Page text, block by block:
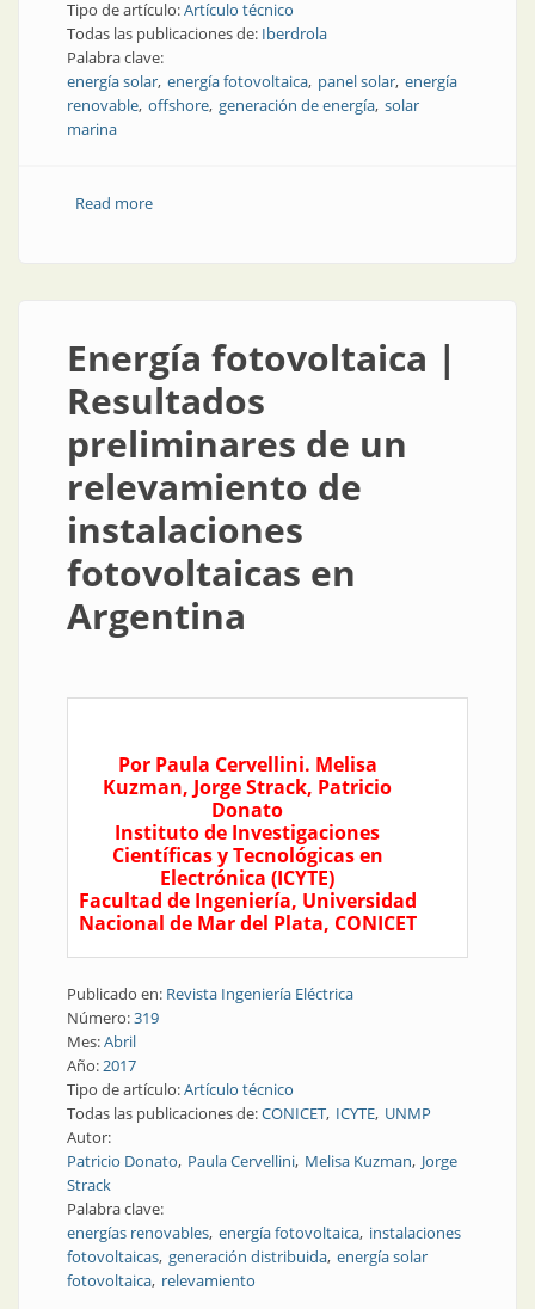
Tipo de artículo:Artículo técnico
Todas las publicaciones de: Iberdrola
Palabra clave:
energía solar energía fotovoltaica panel solar energía
renovable offshore generación de energía solar
marina
Read moreabout Energía solar, fotovoltaica y... ¡Flotante!
Energía fotovoltaica |
Resultados
preliminares de un
relevamiento de
instalaciones
fotovoltaicas en
Argentina
Por Paula Cervellini. Melisa
Kuzman, Jorge Strack, Patricio
Donato
Instituto de Investigaciones
Científicas y Tecnológicas en
Electrónica (ICYTE)
Facultad de Ingeniería, Universidad
Nacional de Mar del Plata, CONICET
Publicado en: Revista Ingeniería Eléctrica
Número:319
Mes:Abril
Año:2017
Tipo de artículo:Artículo técnico
Todas las publicaciones de:CONICET ICYTE UNMP
Autor:
Patricio Donato Paula Cervellini Melisa Kuzman Jorge
Strack
Palabra clave:
energías renovables energía fotovoltaica instalaciones
fotovoltaicas generación distribuida energía solar
fotovoltaica relevamiento